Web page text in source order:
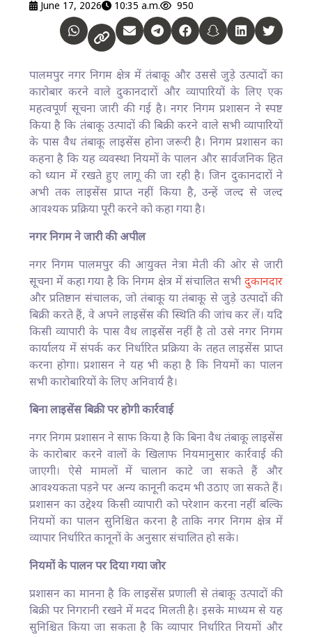
June 17, 2026 10:35 a.m. 950
पालमपुर नगर निगम क्षेत्र में तंबाकू और उससे जुड़े उत्पादों का
कारोबार करने वाले दुकानदारों और व्यापारियों के लिए एक
महत्वपूर्ण सूचना जारी की गई है। नगर निगम प्रशासन ने स्पष्ट
किया है कि तंबाकू उत्पादों की बिक्री करने वाले सभी व्यापारियों
के पास वैध तंबाकू लाइसेंस होना जरूरी है। निगम प्रशासन का
कहना है कि यह व्यवस्था नियमों के पालन और सार्वजनिक हित
को ध्यान में रखते हुए लागू की जा रही है। जिन दुकानदारों ने
अभी तक लाइसेंस प्राप्त नहीं किया है, उन्हें जल्द से जल्द
आवश्यक प्रक्रिया पूरी करने को कहा गया है।
नगर निगम ने जारी की अपील
नगर निगम पालमपुर की आयुक्त नेत्रा मेती की ओर से जारी
सूचना में कहा गया है कि निगम क्षेत्र में संचालित सभी दुकानदार
और प्रतिष्ठान संचालक, जो तंबाकू या तंबाकू से जुड़े उत्पादों की
बिक्री करते हैं, वे अपने लाइसेंस की स्थिति की जांच कर लें। यदि
किसी व्यापारी के पास वैध लाइसेंस नहीं है तो उसे नगर निगम
कार्यालय में संपर्क कर निर्धारित प्रक्रिया के तहत लाइसेंस प्राप्त
करना होगा। प्रशासन ने यह भी कहा है कि नियमों का पालन
सभी कारोबारियों के लिए अनिवार्य है।
बिना लाइसेंस बिक्री पर होगी कार्रवाई
नगर निगम प्रशासन ने साफ किया है कि बिना वैध तंबाकू लाइसेंस
के कारोबार करने वालों के खिलाफ नियमानुसार कार्रवाई की
जाएगी। ऐसे मामलों में चालान काटे जा सकते हैं और
आवश्यकता पड़ने पर अन्य कानूनी कदम भी उठाए जा सकते हैं।
प्रशासन का उद्देश्य किसी व्यापारी को परेशान करना नहीं बल्कि
नियमों का पालन सुनिश्चित करना है ताकि नगर निगम क्षेत्र में
व्यापार निर्धारित कानूनों के अनुसार संचालित हो सके।
नियमों के पालन पर दिया गया जोर
प्रशासन का मानना है कि लाइसेंस प्रणाली से तंबाकू उत्पादों की
बिक्री पर निगरानी रखने में मदद मिलती है। इसके माध्यम से यह
सुनिश्चित किया जा सकता है कि व्यापार निर्धारित नियमों और